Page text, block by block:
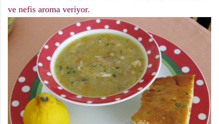
ve nefis aroma veriyor.